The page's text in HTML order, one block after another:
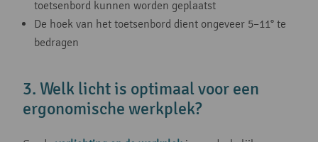
toetsenbord kunnen worden geplaatst
De hoek van het toetsenbord dient ongeveer 5–11° te
bedragen
3. Welk licht is optimaal voor een
ergonomische werkplek?